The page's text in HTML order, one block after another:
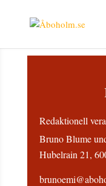
Redaktionell
Bruno Blume
Hubelrain 21,